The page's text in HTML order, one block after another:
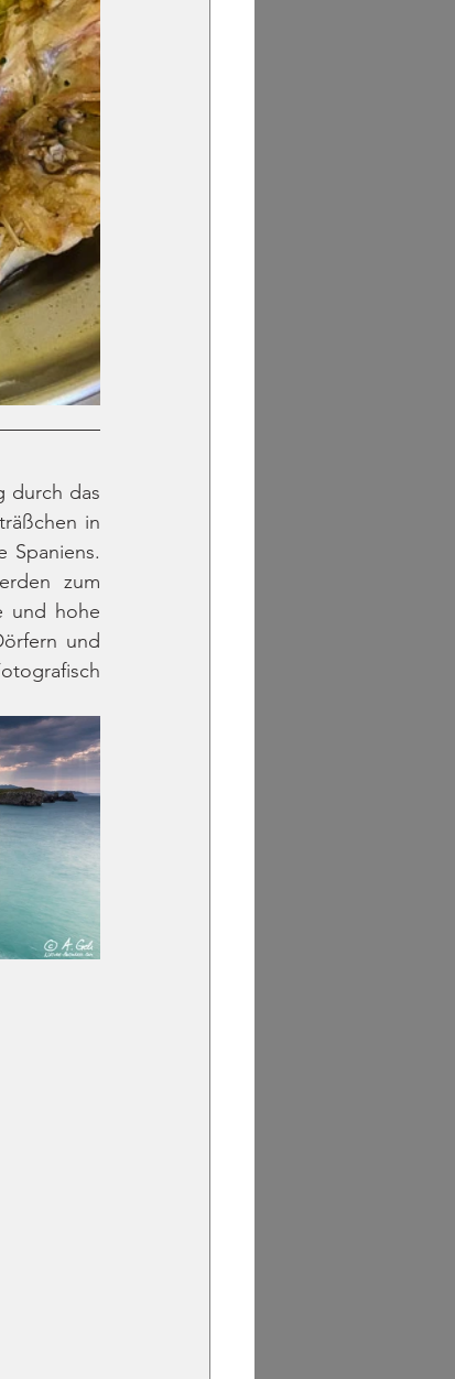
durch das
in
Spaniens.
zum
und hohe
und